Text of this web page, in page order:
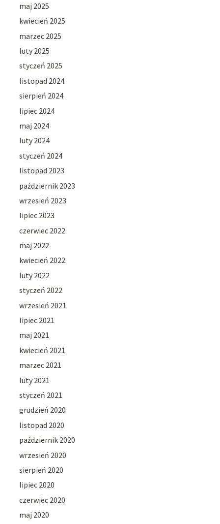
maj 2025
kwiecień 2025
marzec 2025
luty 2025
styczeń 2025
listopad 2024
sierpień 2024
lipiec 2024
maj 2024
luty 2024
styczeń 2024
listopad 2023
październik 2023
wrzesień 2023
lipiec 2023
czerwiec 2022
maj 2022
kwiecień 2022
luty 2022
styczeń 2022
wrzesień 2021
lipiec 2021
maj 2021
kwiecień 2021
marzec 2021
luty 2021
styczeń 2021
grudzień 2020
listopad 2020
październik 2020
wrzesień 2020
sierpień 2020
lipiec 2020
czerwiec 2020
maj 2020